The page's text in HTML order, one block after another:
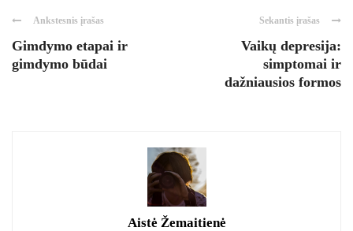
Ankstesnis įrašas
Gimdymo etapai ir
gimdymo būdai
Sekantis įrašas
Vaikų depresija:
simptomai ir
dažniausios formos
Aistė Žemaitienė